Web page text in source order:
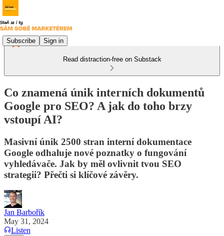
Subscribe Sign in
Read distraction-free on Substack
Co znamená únik interních dokumentů
Google pro SEO? A jak do toho brzy
vstoupí AI?
Masivní únik 2500 stran interní dokumentace
Google odhaluje nové poznatky o fungování
vyhledávače. Jak by měl ovlivnit tvou SEO
strategii? Přečti si klíčové závěry.
Jan Barbořík
May 31, 2024
Listen